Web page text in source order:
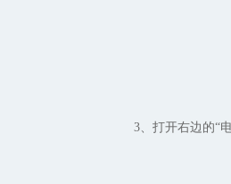
3、打开右边的“电